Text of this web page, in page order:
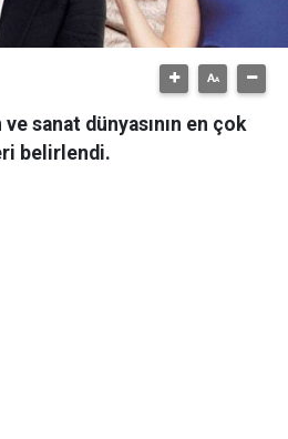
sanat dünyasının en çok
belirlendi.